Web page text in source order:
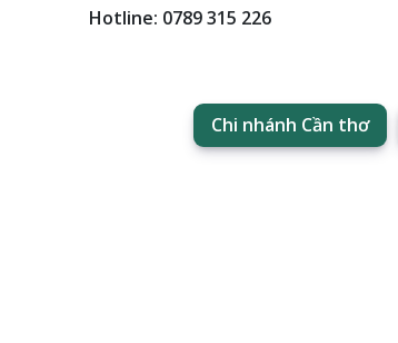
Hotline: 0789 315 226
Chi nhánh Cần thơ